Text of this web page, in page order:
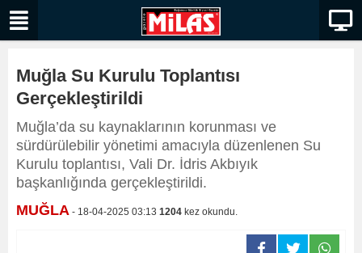
Muğla Su Kurulu Toplantısı
Gerçekleştirildi
Muğla’da su kaynaklarının korunması ve
sürdürülebilir yönetimi amacıyla düzenlenen Su
Kurulu toplantısı, Vali Dr. İdris Akbıyık
başkanlığında gerçekleştirildi.
MUĞLA - 18-04-2025 03:13 1204 kez okundu.